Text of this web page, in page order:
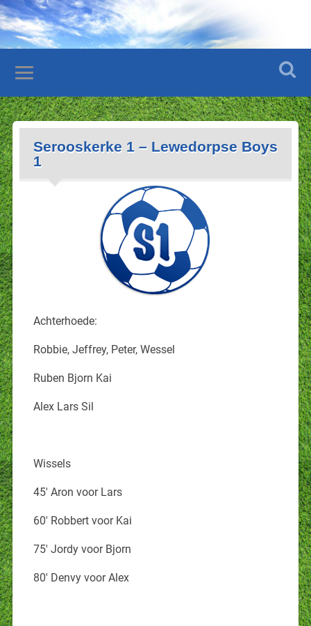
Serooskerke 1 – Lewedorpse Boys
1
Achterhoede:
Robbie, Jeffrey, Peter, Wessel
Ruben Bjorn Kai
Alex Lars Sil
Wissels
45′ Aron voor Lars
60′ Robbert voor Kai
75′ Jordy voor Bjorn
80′ Denvy voor Alex